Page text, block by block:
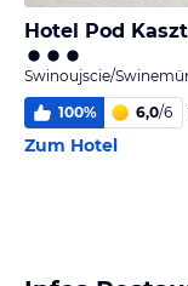
Hotel Pod
Swinoujscie/
100% 6,0/6
Zum Hotel